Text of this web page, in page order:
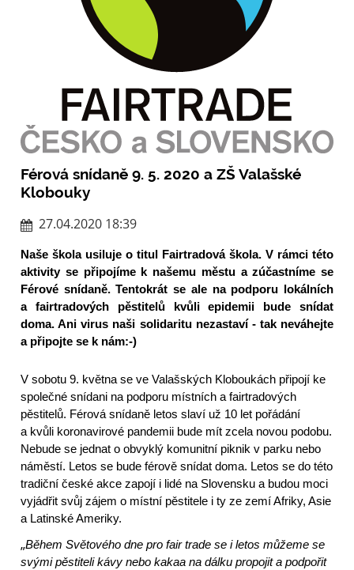
Férová snídaně 9. 5. 2020 a ZŠ Valašské
Klobouky
27.04.2020 18:39
Naše škola usiluje o titul Fairtradová škola. V rámci této
aktivity se připojíme k našemu městu a zúčastníme se
Férové snídaně. Tentokrát se ale na podporu lokálních
a fairtradových pěstitelů kvůli epidemii bude snídat
doma. Ani virus naši solidaritu nezastaví - tak neváhejte
a připojte se k nám:-)
V sobotu 9. května se ve Valašských Kloboukách připojí ke
společné snídani na podporu místních a fairtradových
pěstitelů. Férová snídaně letos slaví už 10 let pořádání
a kvůli koronavirové pandemii bude mít zcela novou podobu.
Nebude se jednat o obvyklý komunitní piknik v parku nebo
náměstí. Letos se bude férově snídat doma. Letos se do této
tradiční české akce zapojí i lidé na Slovensku a budou moci
vyjádřit svůj zájem o místní pěstitele i ty ze zemí Afriky, Asie
a Latinské Ameriky.
„Během Světového dne pro fair trade se i letos můžeme se
svými pěstiteli kávy nebo kakaa na dálku propojit a podpořit